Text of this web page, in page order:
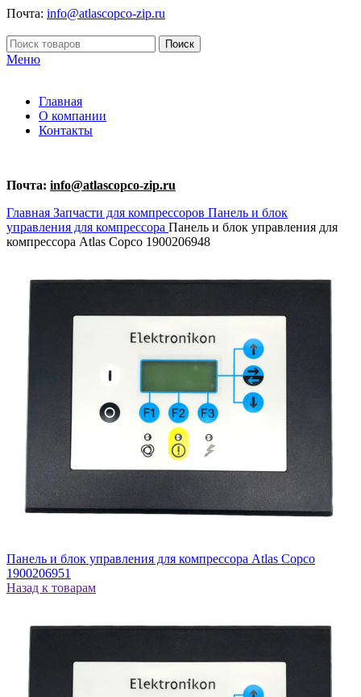
Почта: info@atlascopco-zip.ru
Поиск
Меню
Главная
О компании
Контакты
Почта: info@atlascopco-zip.ru
Главная Запчасти для компрессоров Панель и блок
управления для компрессора Панель и блок управления для
компрессора Atlas Copco 1900206948
Панель и блок управления для компрессора Atlas Copco
1900206951
Назад к товарам